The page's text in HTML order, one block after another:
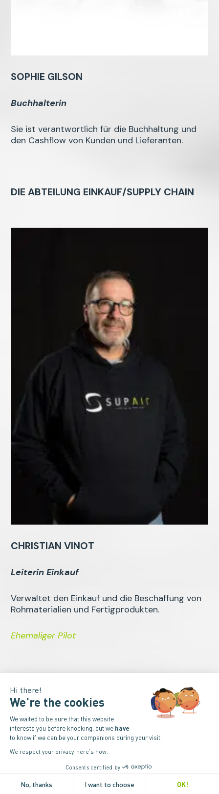
SOPHIE GILSON
Buchhalterin
Sie ist verantwortlich für die Buchhaltung und
den Cashflow von Kunden und Lieferanten.
DIE ABTEILUNG EINKAUF/SUPPLY CHAIN
CHRISTIAN VINOT
Leiterin Einkauf
Verwaltet den Einkauf und die Beschaffung von
Rohmaterialien und Fertigprodukten.
Ehemaliger Pilot
DIE ABTEILUNG LOGISTIK/QUALITÄT
Die Abteilung Logistik/Qualität kümmert sich
um die Qualitätskontrolle und den Empfang und
Versand von Rohmaterialien und
Fertigprodukten.
Hi there!
We're the cookies
We waited to be sure that this website
interests you before knocking, but we have
to know if we can be your companions during your visit.
We respect your privacy, here's how.
Consents certified by
No, thanks I want to choose OK!